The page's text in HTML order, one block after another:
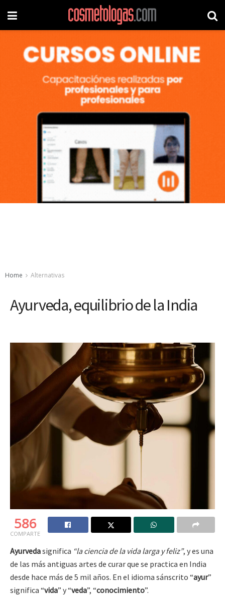
Home Alternativas
Ayurveda, equilibrio de la India
586
COMPARTE
Ayurvedasignifica “la ciencia de la vida larga y feliz”, y es una
de las más antiguas artes de curar que se practica en India
desde hace más de 5 mil años. En el idioma sánscrito “ayur”
significa “vida” y “veda”, “conocimiento”.